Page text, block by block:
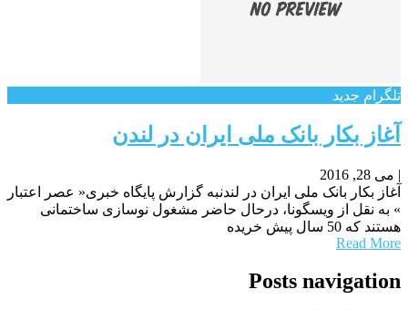
تلگرام جدید
آغاز بکار بانک ملی ایران در لندن
| می 28, 2016
آغاز بکار بانک ملی ایران در لندنبه گزارش پایگاه خبری« عصر اعتبار
» به نقل از ویسگونا، درحال حاضر مشغول نوسازی ساختمانی
هستند که 50 سال پیش خریده
Read More
Posts navigation